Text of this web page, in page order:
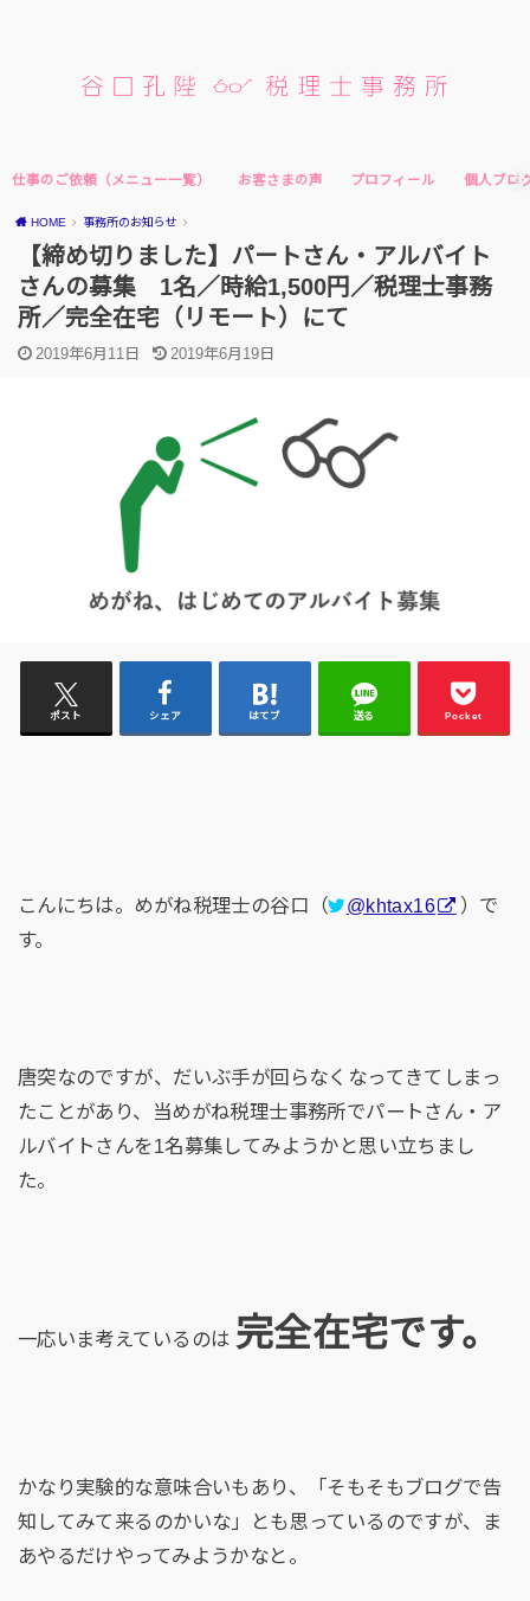
仕事のご依頼（メニュー一覧） お客さまの声 プロフィール 個人ブロ
HOME 事務所のお知らせ
【締め切りました】パートさん・アルバイト
さんの募集 1名／時給1,500円／税理士事務
所／完全在宅（リモート）にて
2019年6月11日 2019年6月19日
ポスト シェア はてブ 送る Pocket
こんにちは。めがね税理士の谷口（ @khtax16
）で
す。
唐突なのですが、だいぶ手が回らなくなってきてしまっ
たことがあり、当めがね税理士事務所でパートさん・ア
ルバイトさんを1名募集してみようかと思い立ちまし
た。
一応いま考えているのは 完全在宅です。
かなり実験的な意味合いもあり、「そもそもブログで告
知してみて来るのかいな」とも思っているのですが、ま
あやるだけやってみようかなと。